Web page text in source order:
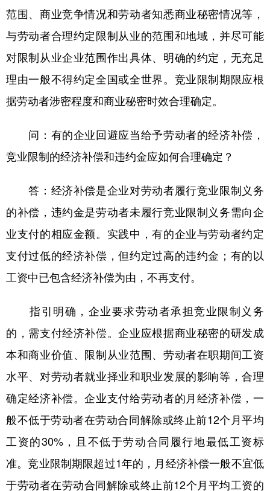
范围、商业竞争情况和劳动者知悉商业秘密情况等，
与劳动者合理约定限制从业的范围和地域，并尽可能
对限制从业企业范围作出具体、明确的约定，无充足
理由一般不得约定全国或全世界。竞业限制期限应根
据劳动者涉密程度和商业秘密时效合理确定。
问：有的企业回避应当给予劳动者的经济补偿，
竞业限制的经济补偿和违约金应如何合理确定？
答：经济补偿是企业对劳动者履行竞业限制义务
的补偿，违约金是劳动者未履行竞业限制义务需向企
业支付的相应金额。实践中，有的企业与劳动者约定
支付过低的经济补偿，但约定过高的违约金；有的以
工资中已包含经济补偿为由，不再支付。
指引明确，企业要求劳动者承担竞业限制义务
的，需支付经济补偿。企业应根据商业秘密的研发成
本和商业价值、限制从业范围、劳动者在职期间工资
水平、对劳动者就业择业和职业发展的影响等，合理
确定经济补偿。企业支付给劳动者的月经济补偿，一
般不低于劳动者在劳动合同解除或终止前12个月平均
工资的30%，且不低于劳动合同履行地最低工资标
准。竞业限制期限超过1年的，月经济补偿一般不宜低
于劳动者在劳动合同解除或终止前12个月平均工资的